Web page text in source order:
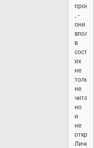
проку
, -
они
в
их
не
только
не
но
и
не
Лично